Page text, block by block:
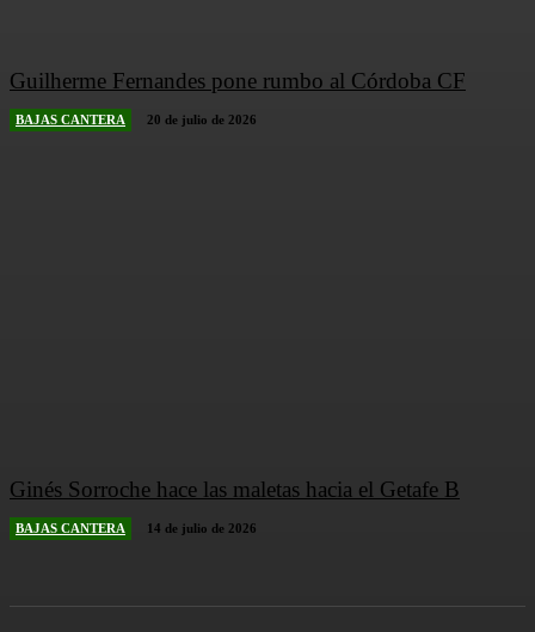
Guilherme Fernandes pone rumbo al Córdoba CF
BAJAS CANTERA 20 de julio de 2026
Ginés Sorroche hace las maletas hacia el Getafe B
BAJAS CANTERA 14 de julio de 2026